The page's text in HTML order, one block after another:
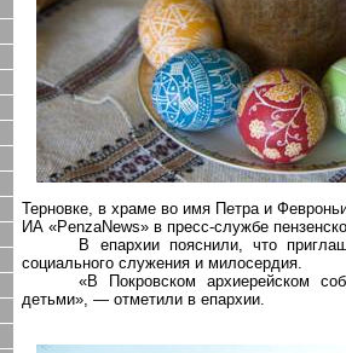
Терновке, в храме во имя Петра и
ИА «PenzaNews» в пресс-службе
В епархии пояснили, что
социального служения и милосердия.
«В Покровском архиерейском
детьми», — отметили в епархии.